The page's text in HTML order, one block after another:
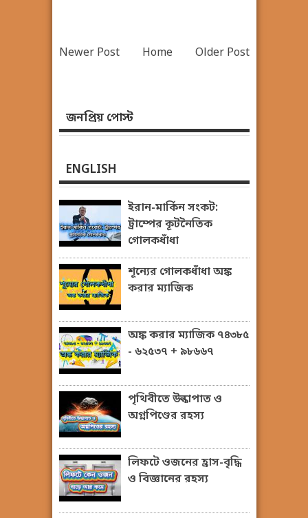
Newer Post Older Post
Home
জনপ্রিয় পোস্ট
ENGLISH
ইরান-মার্কিন সংকট:
ট্রাম্পের কূটনৈতিক
গোলকধাঁধা
শূন্যের গোলকধাঁধা অঙ্ক
করার ম্যাজিক
অঙ্ক করার ম্যাজিক ৭৪৩৮৫
- ৬২৫৩৭ + ৯৮৬৬৭
পৃথিবীতে উল্কাপাত ও
অগ্নপিণ্ডের রহস্য
লিফটে ওজনের হ্রাস-বৃদ্ধি
ও বিজ্ঞানের রহস্য